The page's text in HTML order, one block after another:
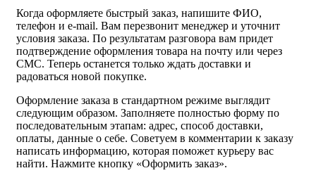
Когда оформляете быстрый заказ, напишите ФИО,
телефон и e-mail. Вам перезвонит менеджер и уточнит
условия заказа. По результатам разговора вам придет
подтверждение оформления товара на почту или через
СМС. Теперь останется только ждать доставки и
радоваться новой покупке.
Оформление заказа в стандартном режиме выглядит
следующим образом. Заполняете полностью форму по
последовательным этапам: адрес, способ доставки,
оплаты, данные о себе. Советуем в комментарии к заказу
написать информацию, которая поможет курьеру вас
найти. Нажмите кнопку «Оформить заказ».